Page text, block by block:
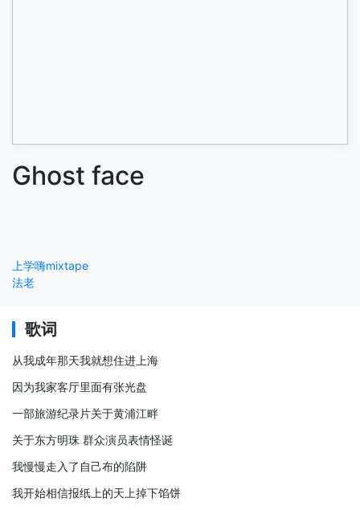
Ghost face
上学嗨mixtape
法老
歌词
从我成年那天我就想住进上海
因为我家客厅里面有张光盘
一部旅游纪录片关于黄浦江畔
关于东方明珠 群众演员表情怪诞
我慢慢走入了自己布的陷阱
我开始相信报纸上的天上掉下馅饼